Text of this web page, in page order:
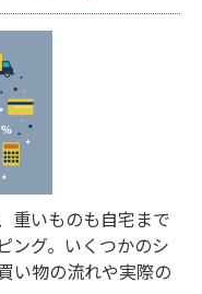
重いものも自宅まで
ング。いくつかのシ
い物の流れや実際の